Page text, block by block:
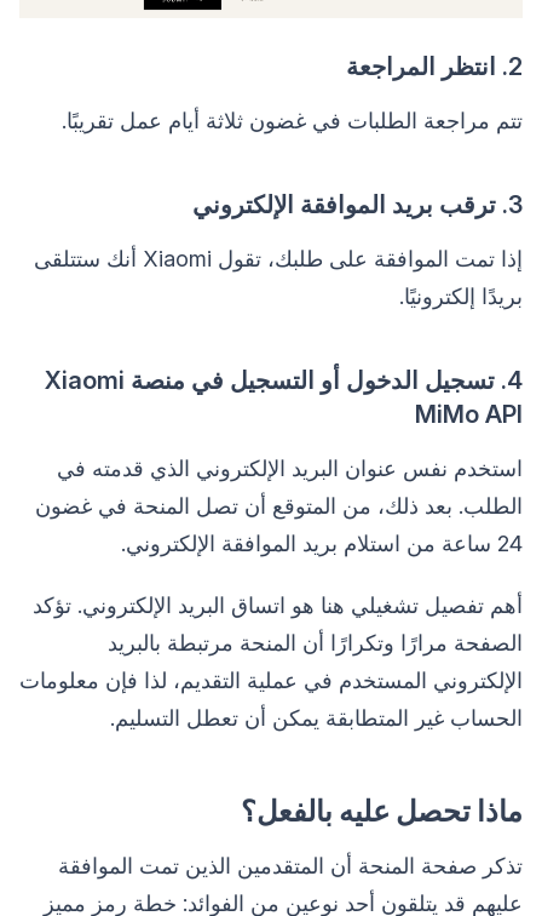
2. انتظر المراجعة
تتم مراجعة الطلبات في غضون ثلاثة أيام عمل تقريبًا.
3. ترقب بريد الموافقة الإلكتروني
إذا تمت الموافقة على طلبك، تقول Xiaomi أنك ستتلقى
بريدًا إلكترونيًا.
4. تسجيل الدخول أو التسجيل في منصة Xiaomi
MiMo API
استخدم نفس عنوان البريد الإلكتروني الذي قدمته في
الطلب. بعد ذلك، من المتوقع أن تصل المنحة في غضون
24 ساعة من استلام بريد الموافقة الإلكتروني.
أهم تفصيل تشغيلي هنا هو اتساق البريد الإلكتروني. تؤكد
الصفحة مرارًا وتكرارًا أن المنحة مرتبطة بالبريد
الإلكتروني المستخدم في عملية التقديم، لذا فإن معلومات
الحساب غير المتطابقة يمكن أن تعطل التسليم.
ماذا تحصل عليه بالفعل؟
تذكر صفحة المنحة أن المتقدمين الذين تمت الموافقة
عليهم قد يتلقون أحد نوعين من الفوائد: خطة رمز مميز